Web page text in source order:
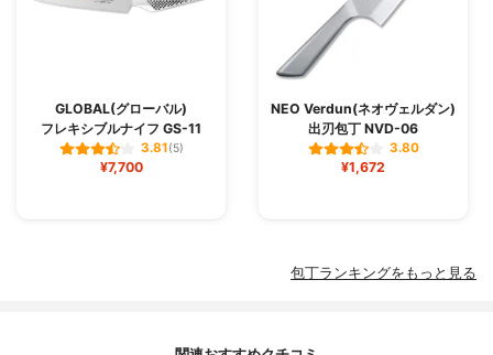
GLOBAL(グローバル)
フレキシブルナイフ GS-11
3.81(5)
¥7,700
NEO Verdun(ネオヴェルダン)
出刃包丁 NVD-06
3.80
¥1,672
包丁ランキングをもっと見る